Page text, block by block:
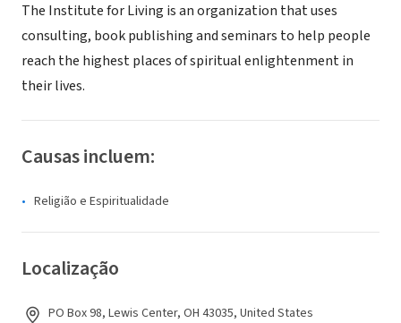
The Institute for Living is an organization that uses
consulting, book publishing and seminars to help people
reach the highest places of spiritual enlightenment in
their lives.
Causas incluem:
Religião e Espiritualidade
Localização
PO Box 98, Lewis Center, OH 43035, United States